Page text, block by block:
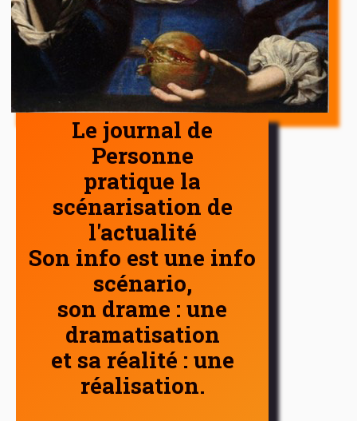
Le journal de
Personne
pratique la
scénarisation de
l'actualité
Son info est une info
scénario,
son drame : une
dramatisation
et sa réalité : une
réalisation.